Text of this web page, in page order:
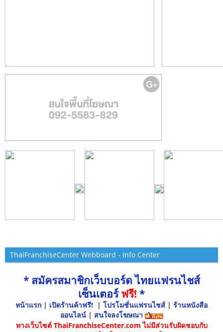
ThaiFranchiseCenter Webboard - Info Center
* สมัครสมาชิกเว็บบอร์ด ไทยแฟรนไชส์
เซ็นเตอร์ฟรี! *
หน้าแรก | เปิดร้านค้าฟรี! | โปรโมชั่นแฟรนไชส์ | ร้านหนังสือ
ออนไลน์ | สนใจลงโฆษณา
ทางเว็บไซต์ ThaiFranchiseCenter.com ไม่มีส่วนรับผิดชอบกับ